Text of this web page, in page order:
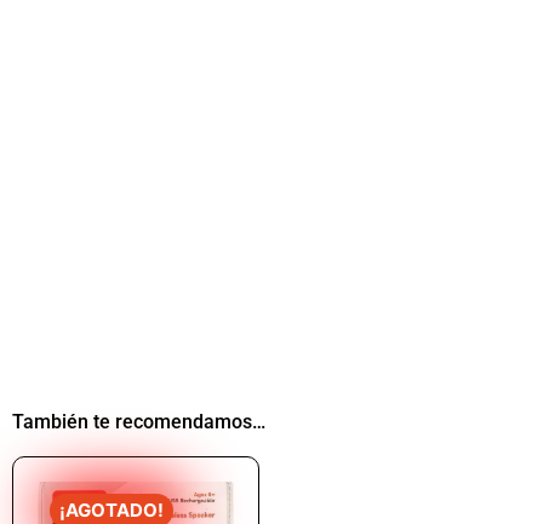
También te recomendamos…
¡AGOTADO!